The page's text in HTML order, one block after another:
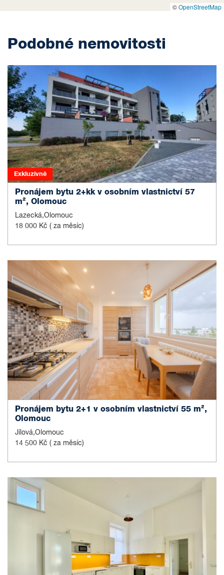
©OpenStreetMap
Podobné nemovitosti
Exkluzivně
Pronájem bytu 2+kk v osobním vlastnictví 57
m², Olomouc
Lazecká,Olomouc
18 000 Kč ( za měsíc)
Pronájem bytu 2+1 v osobním vlastnictví 55 m²,
Olomouc
Jílová,Olomouc
14 500 Kč ( za měsíc)